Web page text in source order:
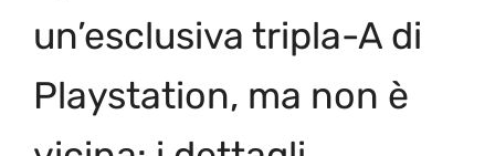
un’esclusiva tripla-A di
Playstation, ma non è